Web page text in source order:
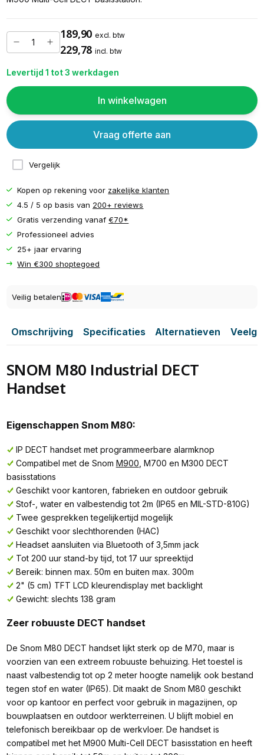
189,90 excl. btw
229,78 incl. btw
Levertijd 1 tot 3 werkdagen
In winkelwagen
Vergelijk
Vraag offerte aan
Kopen op rekening voor zakelijke klanten
4.5 / 5 op basis van 200+ reviews
Gratis verzending vanaf€70*
Professioneel advies
25+ jaar ervaring
Win €300 shoptegoed
Veilig betalen
Omschrijving Specificaties Alternatieven
SNOM M80 Industrial DECT
Handset
Eigenschappen Snom M80:
IP DECT handset met programmeerbare alarmknop
Compatibel met de Snom M900 , M700 en M300 DECT
basisstations
Geschikt voor kantoren, fabrieken en outdoor gebruik
Stof-, water en valbestendig tot 2m (IP65 en MIL-STD-810G)
Twee gesprekken tegelijkertijd mogelijk
Geschikt voor slechthorenden (HAC)
Headset aansluiten via Bluetooth of 3,5mm jack
Tot 200 uur stand-by tijd, tot 17 uur spreektijd
Bereik: binnen max. 50m en buiten max. 300m
2" (5 cm) TFT LCD kleurendisplay met backlight
Gewicht: slechts 138 gram
Zeer robuuste DECT handset
De Snom M80 DECT handset lijkt sterk op de M70, maar is
voorzien van een extreem robuuste behuizing. Het toestel is
naast valbestendig tot op 2 meter hoogte namelijk ook bestand
tegen stof en water (IP65). Dit maakt de Snom M80 geschikt
voor op kantoor en perfect voor gebruik in magazijnen, op
bouwplaatsen en outdoor werkterreinen. U blijft mobiel en
telefonisch bereikbaar op de werkvloer. De handset is
compatibel met het M900 Multi-Cell DECT basisstation en heeft